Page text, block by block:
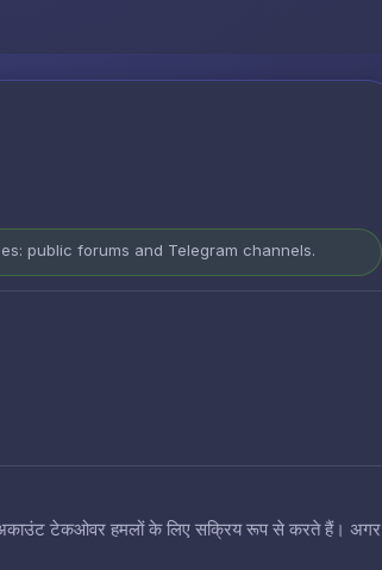
public forums and Telegram channels.
अकाउंट टेकओवर हमलों के लिए सक्रिय रूप से करते हैं। अगर